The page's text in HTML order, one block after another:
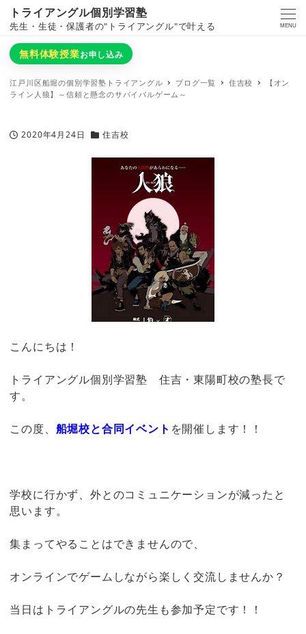
トライアングル個別学習塾
先生・生徒・保護者の"トライアングル"で叶える MENU
無料体験授業お申し込み
江戸川区船堀の個別学習塾トライアングル ブログ一覧 住吉校
【オン
ライン人狼】～信頼と懸念のサバイバルゲーム～
投稿日2020年4月24日 カテゴリー
住吉校
こんにちは！
トライアングル個別学習塾 住吉・東陽町校の塾長で
す。
この度、 船堀校と合同イベント を開催します！！
学校に行かず、外とのコミュニケーションが減ったと
思います。
集まってやることはできませんので、
オンラインでゲームしながら楽しく交流しませんか？
当日はトライアングルの先生も参加予定です！！